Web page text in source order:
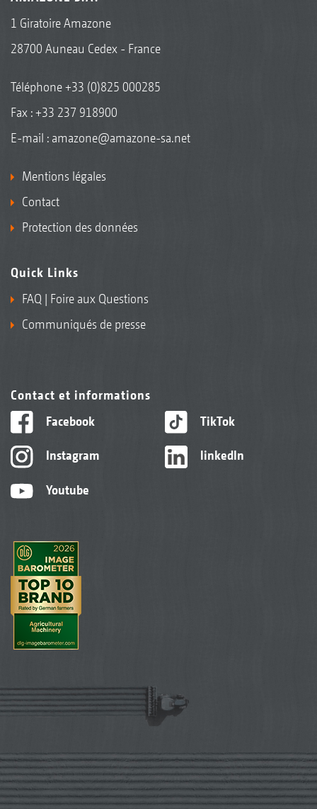
1 Giratoire Amazone
28700 Auneau Cedex - France
Téléphone+33 (0)825 000285
Fax : +33 237 918900
E-mail : amazone@amazone-sa.net
Mentions légales
Contact
Protection des données
Quick Links
FAQ | Foire aux Questions
Communiqués de presse
Contact et informations
Facebook
Instagram
Youtube
TikTok
linkedIn